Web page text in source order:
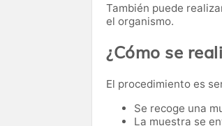
También puede
el organismo.
¿Cómo se
El procedimiento es
Se recoge una
La muestra se